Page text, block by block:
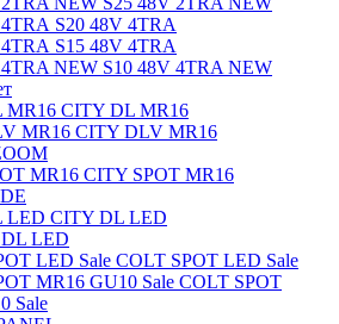
S20 48V 4TRA
S15 48V 4TRA
S10 48V 4TRA NEW
CITY DL MR16
CITY DLV MR16
CITY SPOT MR16
CITY DL LED
DL LED
COLT SPOT LED Sale
COLT SPOT
Sale